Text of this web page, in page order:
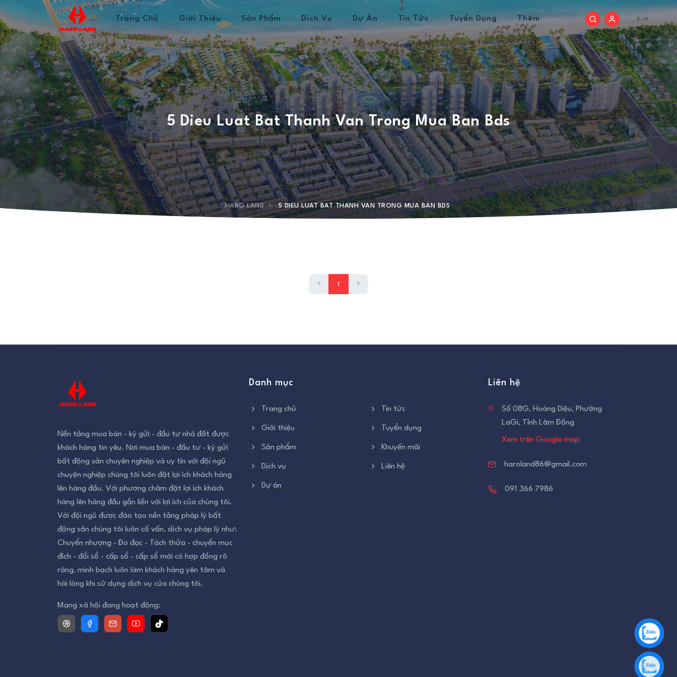
Trang Chủ Giới Thiệu Sản Phẩm Dịch Vụ Dự Án Tin Tức Tuyển Dụng Thêm
5 Dieu Luat Bat Thanh Van Trong Mua Ban Bds
HARO LAND 5 DIEU LUAT BAT THANH VAN TRONG MUA BAN BDS
1
Nền tảng mua bán - ký gửi - đầu tư nhà đất được
khách hàng tin yêu. Nơi mua bán - đầu tư - ký gửi
bất động sản chuyên nghiệp và uy tín với đội ngũ
chuyện nghiệp chúng tôi luôn đặt lợi ích khách hàng
lên hàng đầu. Với phương châm đặt lợi ích khách
hàng lên hàng đầu gắn liền với lợi ích của chúng tôi.
Với đội ngũ được đào tạo nền tảng pháp lý bất
động sản chúng tôi luôn cố vấn, dịch vụ pháp lý như:
Chuyển nhượng - Đo đạc - Tách thửa - chuyển mục
đích - đổi sổ - cấp sổ - cấp sổ mới có hợp đồng rõ
ràng, minh bạch luôn làm khách hàng yên tâm và
hài lòng khi sử dụng dịch vụ của chúng tôi.
Mạng xã hội đang hoạt động:
Danh mục
Trang chủ
Giới thiệu
Sản phẩm
Dịch vụ
Dự án
Tin tức
Tuyển dụng
Khuyến mãi
Liên hệ
Liên hệ
Số 08G, Hoàng Diệu, Phường
LaGi, Tỉnh Lâm Đồng
Xem trên Google map
haroland86@gmail.com
091 366 7986